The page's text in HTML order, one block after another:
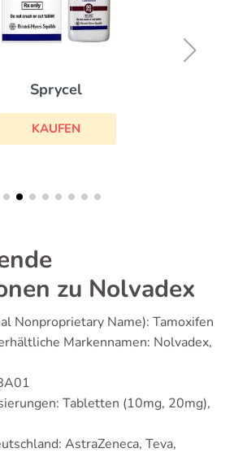
Sprycel
KAUFEN
zu Nolvadex
Nonproprietary Name): Tamoxifen
Markennamen: Nolvadex,
Tabletten (10mg, 20mg),
AstraZeneca, Teva,